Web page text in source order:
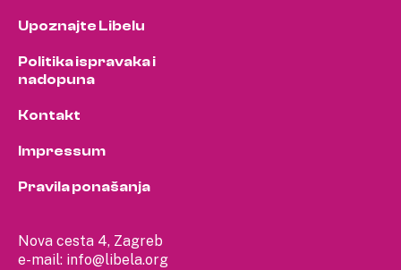
Nova cesta 4, Zagreb
e-mail: info@libela.org
Upoznajte Libelu
Politika ispravaka i
nadopuna
Kontakt
Impressum
Pravila ponašanja